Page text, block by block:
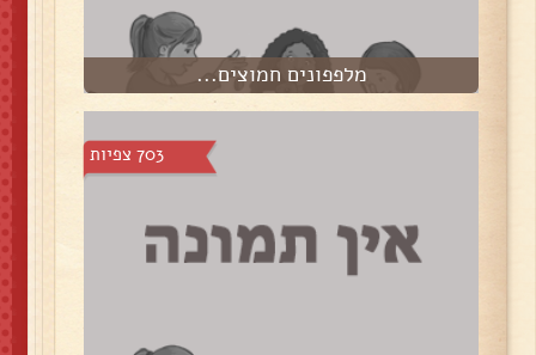
מלפפונים חמוצים...
703 צפיות